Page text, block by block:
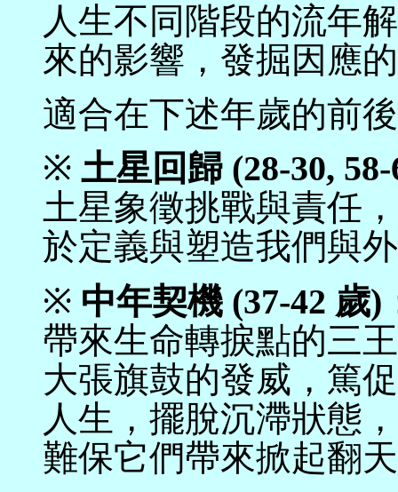
人生不同階段的流年
來的影響，發掘因應
適合在下述年歲的前
※ 土星回歸 (28-30, 58-
土星象徵挑戰與責任
於定義與塑造我們與
※ 中年契機 (37-42 歲)
帶來生命轉捩點的三
大張旗鼓的發威，篤
人生，擺脫沉滯狀態
難保它們帶來掀起翻